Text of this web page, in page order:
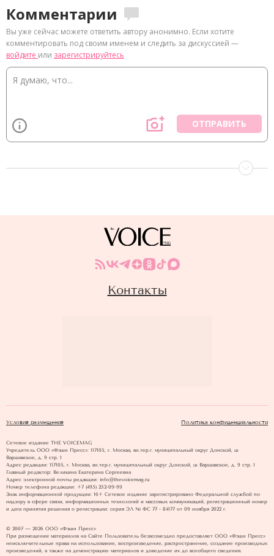
Комментарии
Вы уже сейчас можете ответить автору анонимно. Если хотите
комментировать под своим именем и следить за дискуссией —
войдите или зарегистрируйтесь
ОТПРАВИТЬ
Контакты
Условия размещения Политика конфиденциальности
Сетевое издание THE VOICEMAG
Учредитель ООО «Фэшн Пресс»: 117105, г. Москва, вн.тер.г. муниципальный округ Донской, ш
Варшавское, д. 9 стр. 1
Адрес редакции: 117105, г. Москва, вн.тер.г. муниципальный округ Донской, ш Варшавское, д. 9 стр. 1
Главный редактор: Великина Екатерина Сергеевна
Адрес электронной почты редакции: info@thevoicemag.ru
Номер телефона редакции: +7 (495) 252-09-99
Знак информационной продукции: 16+ Cетевое издание зарегистрировано Федеральной службой по
надзору в сфере связи, информационных технологий и массовых коммуникаций, регистрационный номер
и дата принятия решения о регистрации: серия ЭЛ № ФС 77 - 84177 от 09 ноября 2022 г.
© 2007 — 2026 ООО «Фэшн Пресс»
При размещении материалов на Сайте Пользователь безвозмездно предоставляет ООО «Фэшн Пресс»
неисключительные права на использование, воспроизведение, распространение, создание производных
произведений, а также на демонстрацию материалов и доведение их до всеобщего сведения.